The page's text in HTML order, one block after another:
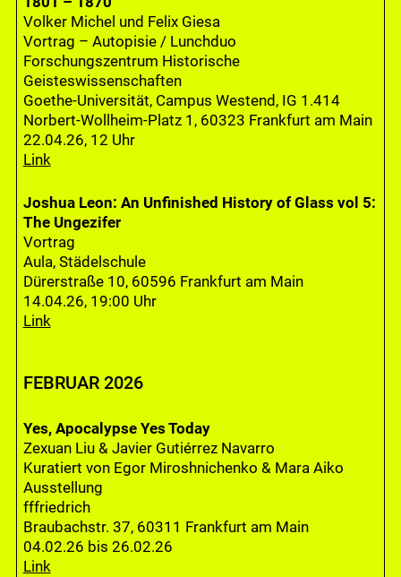
Volker Michel und Felix Giesa
Vortrag – Autopisie / Lunchduo
Forschungszentrum Historische
Geisteswissenschaften
Goethe-Universität, Campus Westend, IG 1.414
Norbert-Wollheim-Platz 1, 60323 Frankfurt am Main
22.04.26, 12 Uhr
Link
Joshua Leon: An Unfinished History of Glass vol 5:
The Ungezifer
Vortrag
Aula, Städelschule
Dürerstraße 10, 60596 Frankfurt am Main
14.04.26, 19:00 Uhr
Link
FEBRUAR 2026
Yes, Apocalypse Yes Today
Zexuan Liu & Javier Gutiérrez Navarro
Kuratiert von Egor Miroshnichenko & Mara Aiko
Ausstellung
fffriedrich
Braubachstr. 37, 60311 Frankfurt am Main
04.02.26 bis 26.02.26
Link